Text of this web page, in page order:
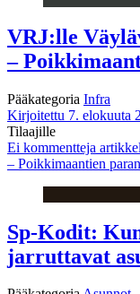
VRJ:lle
–
Pääkategoria Infra
Kirjoitettu 7. elokuuta
Tilaajille
Ei kommentteja
– Poikkimaantien
Sp-Kodit:
jarruttavat